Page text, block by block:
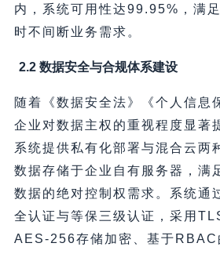
内，系统可用性达99.95%，满
时不间断业务需求。
2.2 数据安全与合规体系建设
随着《数据安全法》《个人信息
企业对数据主权的重视程度显著
系统提供私有化部署与混合云两
数据存储于企业自有服务器，满
数据的绝对控制权需求。系统通
全认证与等保三级认证，采用
AES-256存储加密、基于RBAC